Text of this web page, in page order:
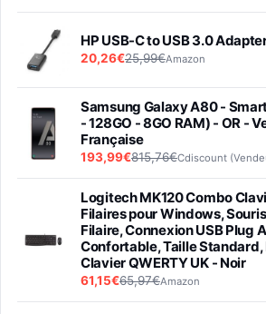
HP USB-C to USB 3.0
20,26€25,99€Amazon
Samsung Galaxy A80 -
- 128GO - 8GO RAM) - OR -
Française
193,99€815,76€Cdiscount
Logitech MK120 Combo
Filaires pour Windows,
Filaire, Connexion USB Plug
Confortable, Taille
Clavier QWERTY UK - Noir
61,15€65,97€Amazon